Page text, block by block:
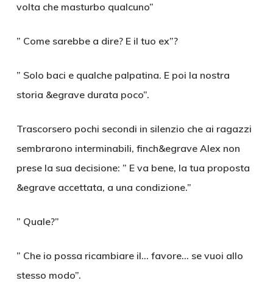
volta che masturbo qualcuno”
” Come sarebbe a dire? E il tuo ex”?
” Solo baci e qualche palpatina. E poi la nostra
storia &egrave durata poco”.
Trascorsero pochi secondi in silenzio che ai ragazzi
sembrarono interminabili, finch&egrave Alex non
prese la sua decisione: ” E va bene, la tua proposta
&egrave accettata, a una condizione.”
” Quale?”
” Che io possa ricambiare il… favore… se vuoi allo
stesso modo”.